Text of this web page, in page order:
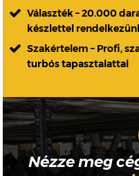
Választék – 20.000
készlettel
Szakértelem – Profi,
turbós tapasztalattal
Nézze meg